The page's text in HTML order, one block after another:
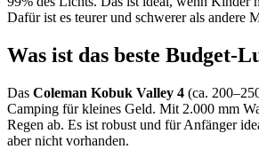
Dafür ist es teurer und schwerer als andere
Was ist das beste Budget-
Das Coleman Kobuk Valley 4 (ca.
Camping für kleines Geld. Mit 2.000 mm
Regen ab. Es ist robust und für Anfänger
aber nicht vorhanden.